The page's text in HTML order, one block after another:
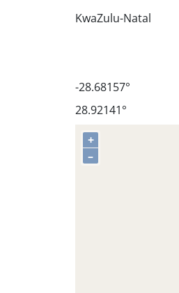
KwaZulu-Natal
-28.68157°
28.92141°
+
–